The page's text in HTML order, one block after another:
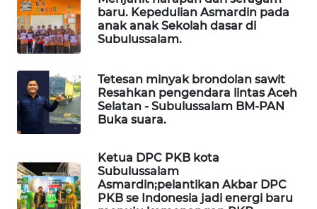
baru. Kepedulian Asmardin pada
anak anak Sekolah dasar di
Subulussalam.
Tetesan minyak brondolan sawit
Resahkan pengendara lintas Aceh
Selatan - Subulussalam BM-PAN
Buka suara.
Ketua DPC PKB kota
Subulussalam
Asmardin;pelantikan Akbar DPC
PKB se Indonesia jadi energi baru
LKKI
KOPEKLIN
PORTAL
KONSUMEN
ALPERKLINAS